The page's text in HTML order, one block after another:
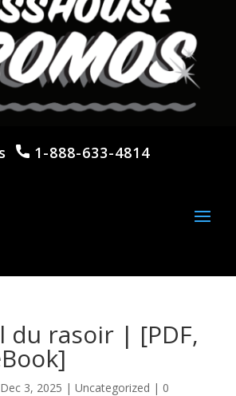
1-888-633-4814
du rasoir | [PDF,
Dec 3, 2025 | Uncategorized | 0